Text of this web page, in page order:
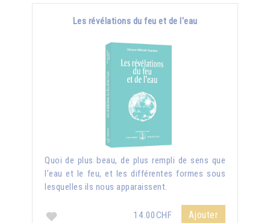
Les révélations du feu et de l'eau
Quoi de plus beau, de plus rempli de sens que
l’eau et le feu, et les différentes formes sous
lesquelles ils nous apparaissent.
14.00CHF Ajouter